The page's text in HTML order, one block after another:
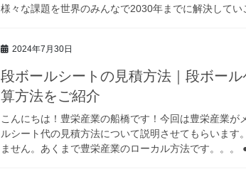
様々な課題を世界のみんなで2030年までに解決して
2024年7月30日
段ボールシートの見積方法｜段ボー
算方法をご紹介
こんにちは！豊栄産業の船橋です！今回は豊栄産業が
ルシート代の見積方法について説明させてもらいま
ません。あくまで豊栄産業のローカル方法です。。